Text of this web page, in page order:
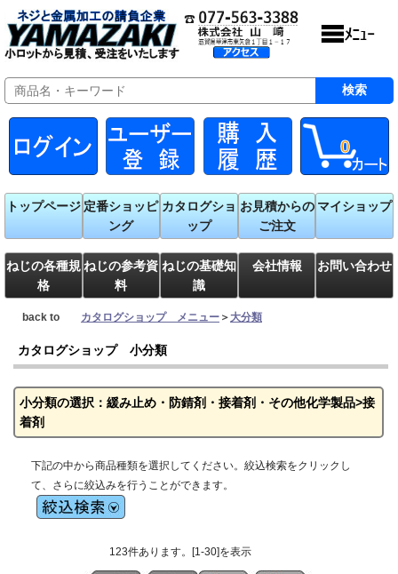
0
トップページ 定番ショッピ
ング
カタログショ
ップ
お見積からの
ご注文
マイショップ
ねじの各種規
格
ねじの参考資
料
ねじの基礎知
識
会社情報 お問い合わせ
back to カタログショップ メニュー ＞大分類
カタログショップ 小分類
小分類の選択：緩み止め・防錆剤・接着剤・その他化学製品>接
着剤
下記の中から商品種類を選択してください。絞込検索をクリックし
て、さらに絞込みを行うことができます。
123件あります。[1-30]を表示